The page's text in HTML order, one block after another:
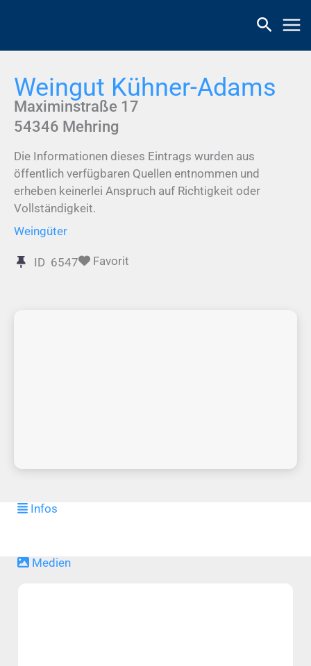
Weingut Kühner-Adams
Maximinstraße 17
54346 Mehring
Die Informationen dieses Eintrags wurden aus
öffentlich verfügbaren Quellen entnommen und
erheben keinerlei Anspruch auf Richtigkeit oder
Vollständigkeit.
Weingüter
ID 6547 Favorit
Infos
Medien